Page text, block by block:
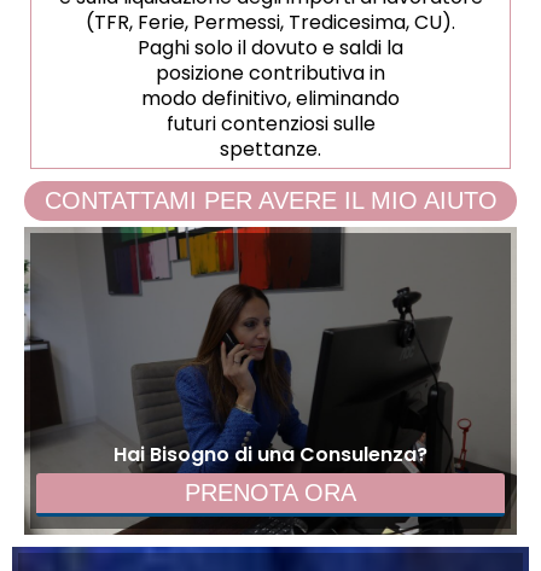
(TFR, Ferie, Permessi, Tredicesima, CU).
Paghi solo il dovuto e saldi la
posizione contributiva in
modo definitivo, eliminando
futuri contenziosi sulle
spettanze.
CONTATTAMI PER AVERE IL MIO AIUTO
Hai Bisogno di una Consulenza?
PRENOTA ORA